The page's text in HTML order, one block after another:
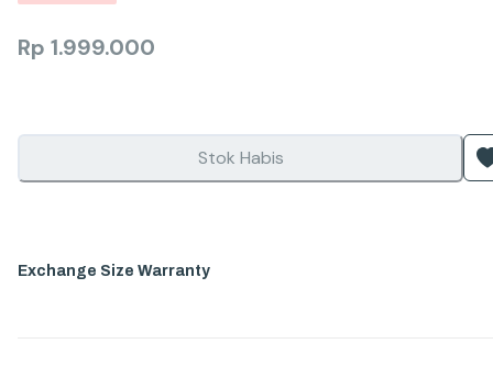
Rp 1.999.000
Stok Habis
Exchange Size Warranty